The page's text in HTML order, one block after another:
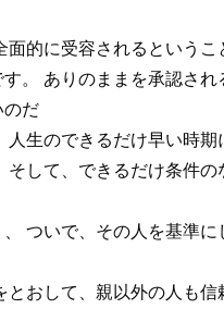
的に受容されるというこ
。 ありのままを承認され
だ
生のできるだけ早い時期
して、できるだけ条件の
ついで、その人を基準に
おして、親以外の人も信